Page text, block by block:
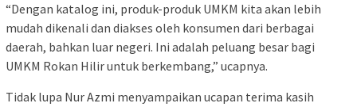
“Dengan katalog ini, produk-produk UMKM kita akan lebih
mudah dikenali dan diakses oleh konsumen dari berbagai
daerah, bahkan luar negeri. Ini adalah peluang besar bagi
UMKM Rokan Hilir untuk berkembang,” ucapnya.
Tidak lupa Nur Azmi menyampaikan ucapan terima kasih